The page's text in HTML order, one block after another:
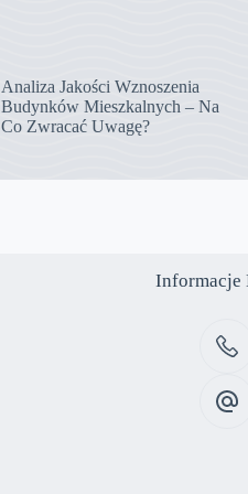
Analiza Jakości Wznoszenia
Budynków Mieszkalnych – Na
Co Zwracać Uwagę?
Informacje